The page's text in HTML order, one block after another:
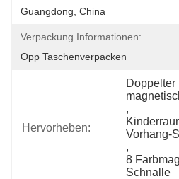
Guangdong, China
Verpackung Informationen:
Opp Taschenverpacken
Hervorheben:
Doppelter
,
Vorhang-
,
8
Schnalle